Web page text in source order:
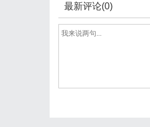
最新评论(0)